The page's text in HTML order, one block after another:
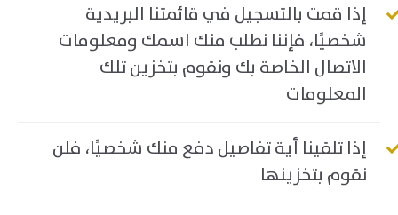
إذا قمت بالتسجيل في قائمتنا البريدية
شخصيًا، فإننا نطلب منك اسمك ومعلومات
الاتصال الخاصة بك ونقوم بتخزين تلك
المعلومات
إذا تلقينا أية تفاصيل دفع منك شخصيًا، فلن
نقوم بتخزينها